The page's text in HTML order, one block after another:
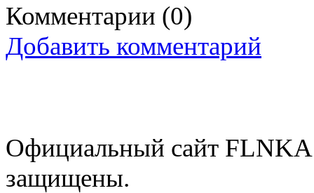
Комментарии (0)
Добавить комментарий
Официальный сайт
защищены.